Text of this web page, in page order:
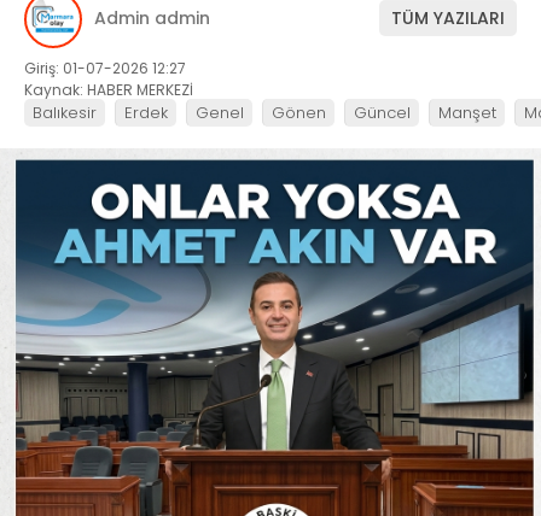
Admin admin TÜM YAZILARI
Giriş: 01-07-2026 12:27
Kaynak: HABER MERKEZİ
Balıkesir Erdek Genel Gönen Güncel Manşet